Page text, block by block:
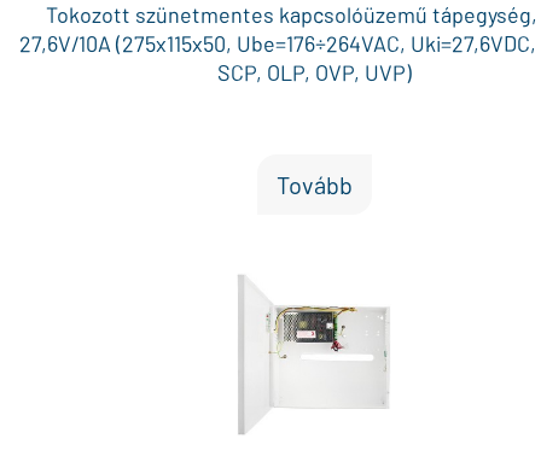
Tokozott szünetmentes kapcsolóüzemű tápegység,
27,6V/10A (275x115x50, Ube=176÷264VAC,
SCP, OLP, OVP, UVP)
Tovább